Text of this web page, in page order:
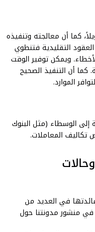
كما أن معالجته وتنفيذه
التقليدية فتنطوي
ويمكن توفير الوقت
كما أن التنفيذ الصحيح
الموارد.
إلى الوسطاء (مثل البنوك
تكاليف المعاملات.
في العديد من
في منشور مدونتنا حول